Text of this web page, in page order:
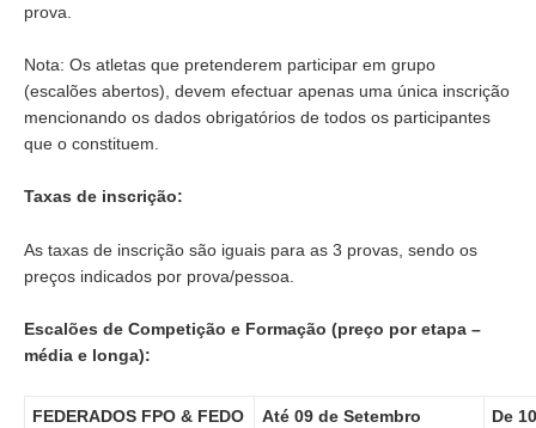
prova.
Nota: Os atletas que pretenderem participar em grupo
(escalões abertos), devem efectuar apenas uma única inscrição
mencionando os dados obrigatórios de todos os participantes
que o constituem.
Taxas de inscrição:
As taxas de inscrição são iguais para as 3 provas, sendo os
preços indicados por prova/pessoa.
Escalões de Competição e Formação (preço por etapa –
média e longa):
FEDERADOS FPO & FEDO Até 09 de Setembro De